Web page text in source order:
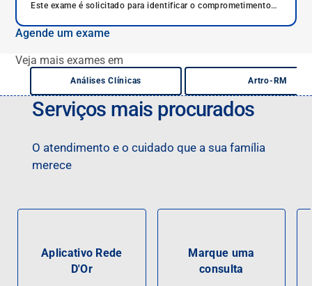
Este exame é solicitado para identificar o comprometimento
membros superiores.
Agende um exame
Veja mais exames em
Análises Clínicas Artro-RM
Serviços mais procurados
O atendimento e o cuidado que a sua família
merece
Aplicativo Rede
D'Or
Marque uma
consulta